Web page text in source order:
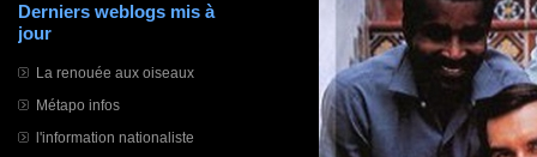
Derniers weblogs mis à
jour
La renouée aux oiseaux
Métapo infos
l'information nationaliste